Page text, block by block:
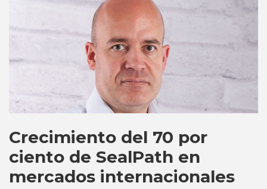
Crecimiento del 70 por
ciento de SealPath en
mercados internacionales